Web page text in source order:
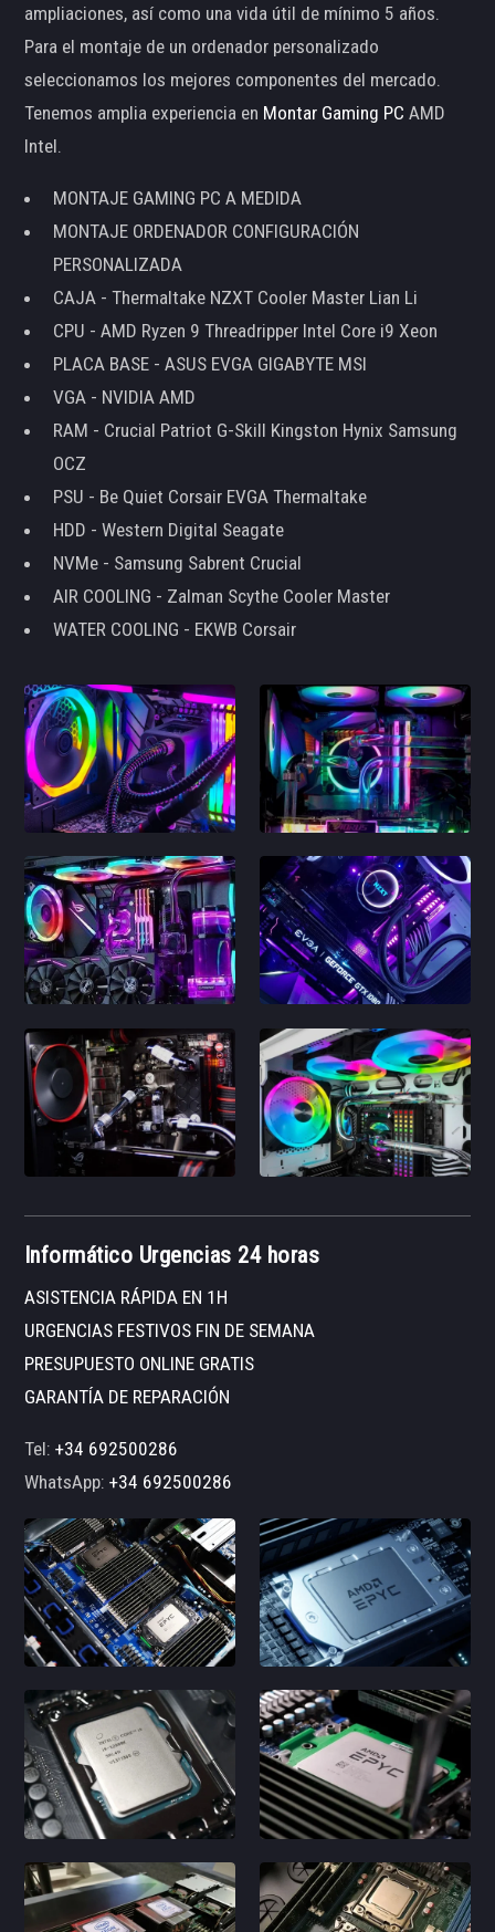
ampliaciones, así como una vida útil de mínimo 5 años.
Para el montaje de un ordenador personalizado
seleccionamos los mejores componentes del mercado.
Tenemos amplia experiencia en Montar Gaming PC AMD
Intel.
MONTAJE GAMING PC A MEDIDA
MONTAJE ORDENADOR CONFIGURACIÓN
PERSONALIZADA
CAJA - Thermaltake NZXT Cooler Master Lian Li
CPU - AMD Ryzen 9 Threadripper Intel Core i9 Xeon
PLACA BASE - ASUS EVGA GIGABYTE MSI
VGA - NVIDIA AMD
RAM - Crucial Patriot G-Skill Kingston Hynix Samsung
OCZ
PSU - Be Quiet Corsair EVGA Thermaltake
HDD - Western Digital Seagate
NVMe - Samsung Sabrent Crucial
AIR COOLING - Zalman Scythe Cooler Master
WATER COOLING - EKWB Corsair
Informático Urgencias 24 horas
ASISTENCIA RÁPIDA EN 1H
URGENCIAS FESTIVOS FIN DE SEMANA
PRESUPUESTO ONLINE GRATIS
GARANTÍA DE REPARACIÓN
Tel:+34 692500286
WhatsApp:+34 692500286